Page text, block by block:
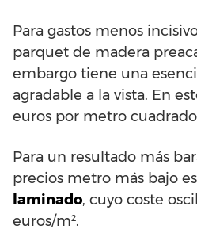
Para gastos menos
parquet de madera
embargo tiene una
agradable a la vista. En
euros por metro
Para un resultado más
precios metro más bajo
laminado, cuyo coste
euros/m².